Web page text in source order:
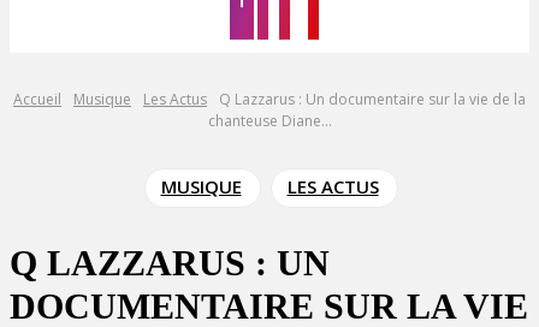
Accueil Musique Les Actus
Q Lazzarus : Un documentaire sur la vie de la
chanteuse Diane...
MUSIQUE LES ACTUS
Q LAZZARUS : UN
DOCUMENTAIRE SUR LA VIE